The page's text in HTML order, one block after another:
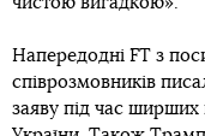
Напередодні FT з
співрозмовників
заяву під час ширших